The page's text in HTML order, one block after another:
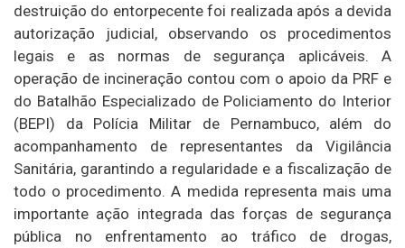
destruição do entorpecente foi realizada após a devida
autorização judicial, observando os procedimentos
legais e as normas de segurança aplicáveis. A
operação de incineração contou com o apoio da PRF e
do Batalhão Especializado de Policiamento do Interior
(BEPI) da Polícia Militar de Pernambuco, além do
acompanhamento de representantes da Vigilância
Sanitária, garantindo a regularidade e a fiscalização de
todo o procedimento. A medida representa mais uma
importante ação integrada das forças de segurança
pública no enfrentamento ao tráfico de drogas,